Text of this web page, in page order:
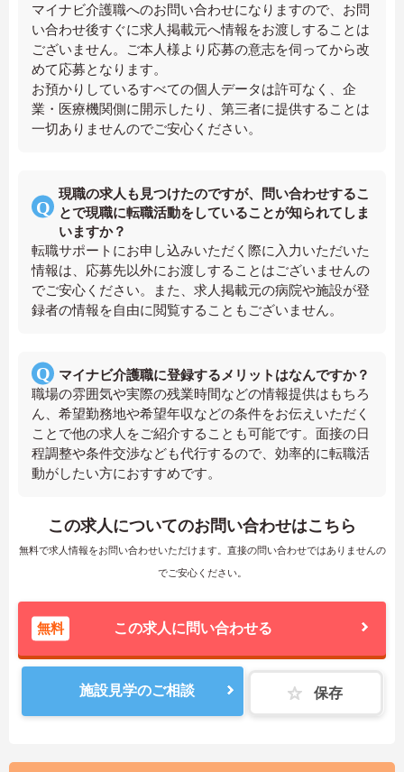
マイナビ介護職へのお問い合わせになりますので、お問
い合わせ後すぐに求人掲載元へ情報をお渡しすることは
ございません。ご本人様より応募の意志を伺ってから改
めて応募となります。
お預かりしているすべての個人データは許可なく、企
業・医療機関側に開示したり、第三者に提供することは
一切ありませんのでご安心ください。
現職の求人も見つけたのですが、問い合わせするこ
とで現職に転職活動をしていることが知られてしま
いますか？
転職サポートにお申し込みいただく際に入力いただいた
情報は、応募先以外にお渡しすることはございませんの
でご安心ください。また、求人掲載元の病院や施設が登
録者の情報を自由に閲覧することもございません。
マイナビ介護職に登録するメリットはなんですか？
職場の雰囲気や実際の残業時間などの情報提供はもちろ
ん、希望勤務地や希望年収などの条件をお伝えいただく
ことで他の求人をご紹介することも可能です。面接の日
程調整や条件交渉なども代行するので、効率的に転職活
動がしたい方におすすめです。
この求人についてのお問い合わせはこちら
無料で求人情報をお問い合わせいただけます。直接の問い合わせではありませんの
でご安心ください。
無料 この求人に問い合わせる
施設見学のご相談 保存